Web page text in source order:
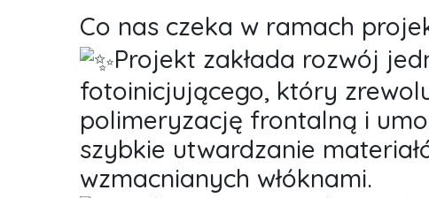
Co nas czeka w ramach
Projekt zakłada rozwój
fotoinicjującego, który
polimeryzację frontalną i
szybkie utwardzanie
wzmacnianych włóknami.